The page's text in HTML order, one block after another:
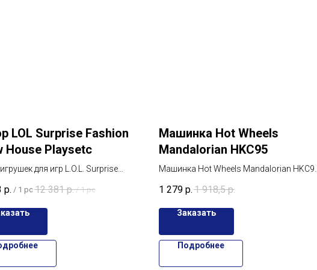
LOL Surprise Fashion
House Playsetс
для игр L.O.L. Surprise
внутри.
р. / 1 pc 12 381 р. / 1 pc
Машинка Hot Wheels
Mandalorian HKC95
Машинка Hot Wheels Mandalorian HKC95,
и стиль для поклонников «Звёздных
войн»
1 279 р. 1 918,5 р.
Заказать
Подробнее